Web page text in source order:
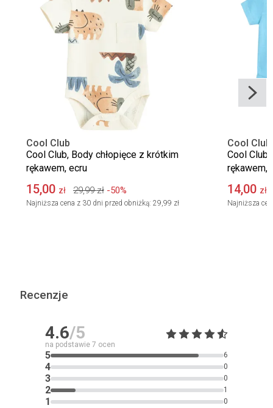
Cool Club
Cool Club, Body chłopięce z krótkim
rękawem, ecru
15,00 zł 29,99 zł -50%
Najniższa cena z 30 dni przed obniżką: 29,99 zł
Cool Club
Cool
rękawem,
14,00 zł
Najniższa
Recenzje
4.6/5
na podstawie 7 ocen
5 6
4 0
3 0
2 1
1 0